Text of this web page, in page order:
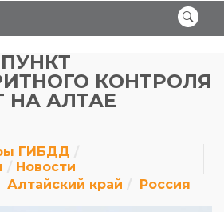
КОНТРОЛЯ
НА АЛТАЕ
ГИБДД
Новости
Алтайский край Россия